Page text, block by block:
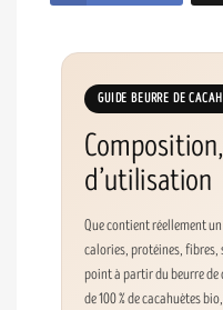
GUIDE BEURRE DE
d’utilisation
Que contient réellement
calories, protéines,
point à partir du beurre de
de 100 % de cacahuètes